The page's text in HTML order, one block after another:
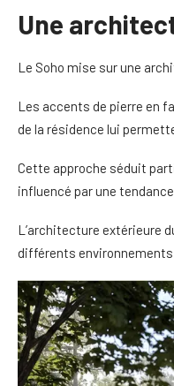
Une
Le Soho mise sur une
Les accents de pierre en
de la résidence lui
Cette approche séduit
influencé par une
L’architecture extérieure
différents